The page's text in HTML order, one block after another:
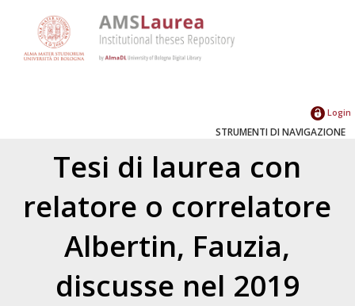
Login
STRUMENTI DI NAVIGAZIONE
Tesi di laurea con
relatore o correlatore
Albertin, Fauzia,
discusse nel 2019